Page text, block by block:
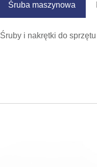
Śruba maszynowa
Śruby i nakrętki do